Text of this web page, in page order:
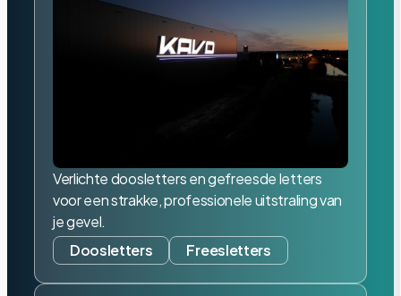
Verlichte doosletters en gefreesde letters
voor een strakke, professionele uitstraling van
je gevel.
Doosletters
Freesletters